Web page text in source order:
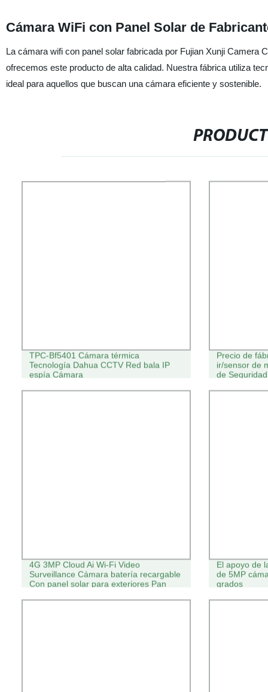
Cámara WiFi con Panel Solar de
La cámara wifi con panel solar fabricada por Fujian Xunji Camera
ofrecemos este producto de alta calidad. Nuestra fábrica utiliza
ideal para aquellos que buscan una cámara eficiente y sostenible.
TPC-Bf5401 Cámara térmica
Tecnología Dahua CCTV Red bala IP
espía Cámara
Precio de
ir/sensor de
de
Luz solar
4G 3MP Cloud Ai Wi-Fi Video
Surveillance Cámara batería recargable
Con panel solar para exteriores Pan
El apoyo de
de 5MP
grados